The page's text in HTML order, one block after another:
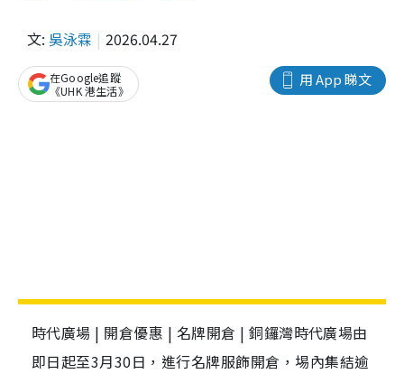
文: 吳泳霖 2026.04.27
用 App 睇文
在Google追蹤
《UHK 港生活》
時代廣場 | 開倉優惠 | 名牌開倉 | 銅鑼灣時代廣場由
即日起至3月30日，進行名牌服飾開倉，埸內集結逾